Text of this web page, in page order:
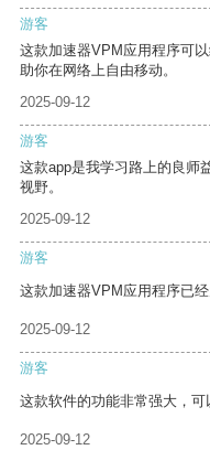
游客
这款加速器VPM应用程序可
助你在网络上自由移动。
2025-09-12
游客
这款app是我学习路上的良师
视野。
2025-09-12
游客
这款加速器VPM应用程序已
2025-09-12
游客
这款软件的功能非常强大，可
2025-09-12